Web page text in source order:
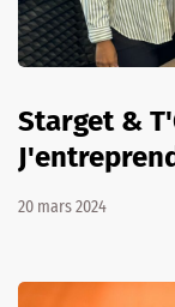
Starget &
20 mars 2024